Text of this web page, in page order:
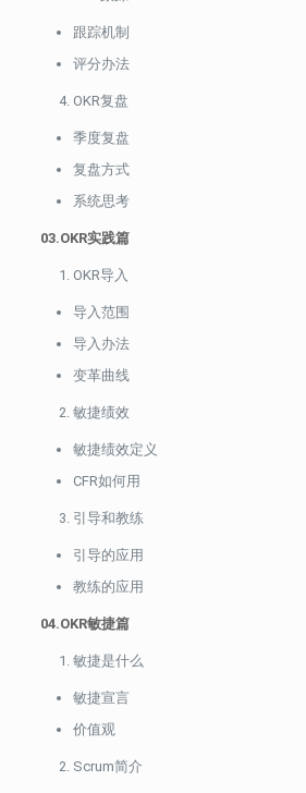
跟踪机制
评分办法
OKR复盘
季度复盘
复盘方式
系统思考
03.OKR实践篇
OKR导入
导入范围
导入办法
变革曲线
敏捷绩效
敏捷绩效定义
CFR如何用
引导和教练
引导的应用
教练的应用
04.OKR敏捷篇
敏捷是什么
敏捷宣言
价值观
Scrum简介